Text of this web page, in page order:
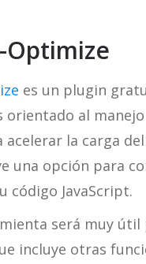
Optimize
es un plugin
orientado al
acelerar la carga
una opción para
código JavaScript.
será muy
incluye otras